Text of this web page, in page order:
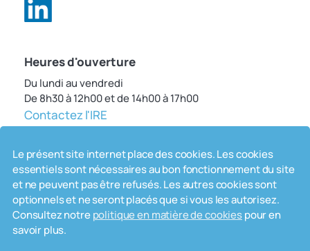
Heures d'ouverture
Du lundi au vendredi
De 8h30 à 12h00 et de 14h00 à 17h00
Contactez l'IRE
Consultez la liste des réviseurs d’entreprises et
des cabinets de révision
Le présent site internet place des cookies. Les cookies
essentiels sont nécessaires au bon fonctionnement du site
et ne peuvent pas être refusés. Les autres cookies sont
optionnels et ne seront placés que si vous les autorisez.
Consultez notrepolitique en matière de cookiespour en
savoir plus.